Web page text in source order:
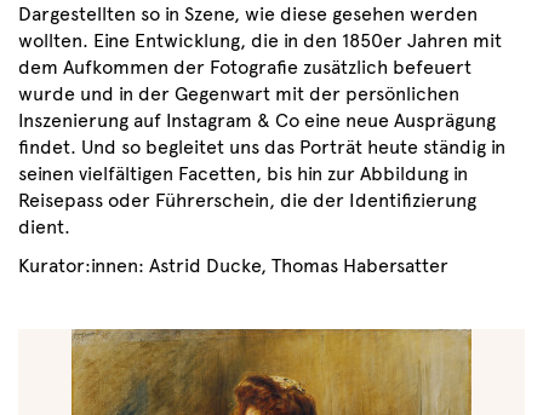
Dargestellten so in Szene, wie diese gesehen werden
wollten. Eine Entwicklung, die in den 1850er Jahren mit
dem Aufkommen der Fotografie zusätzlich befeuert
wurde und in der Gegenwart mit der persönlichen
Inszenierung auf Instagram & Co eine neue Ausprägung
findet. Und so begleitet uns das Porträt heute ständig in
seinen vielfältigen Facetten, bis hin zur Abbildung in
Reisepass oder Führerschein, die der Identifizierung
dient.
Kurator:innen: Astrid Ducke, Thomas Habersatter